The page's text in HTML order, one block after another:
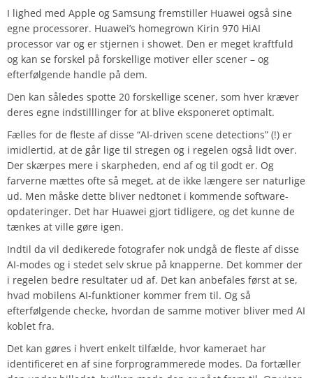
I lighed med Apple og Samsung fremstiller Huawei også sine
egne processorer. Huawei’s homegrown Kirin 970 HiAI
processor var og er stjernen i showet. Den er meget kraftfuld
og kan se forskel på forskellige motiver eller scener – og
efterfølgende handle på dem.
Den kan således spotte 20 forskellige scener, som hver kræver
deres egne indstilllinger for at blive eksponeret optimalt.
Fælles for de fleste af disse “AI-driven scene detections” (!) er
imidlertid, at de går lige til stregen og i regelen også lidt over.
Der skærpes mere i skarpheden, end af og til godt er. Og
farverne mættes ofte så meget, at de ikke længere ser naturlige
ud. Men måske dette bliver nedtonet i kommende software-
opdateringer. Det har Huawei gjort tidligere, og det kunne de
tænkes at ville gøre igen.
Indtil da vil dedikerede fotografer nok undgå de fleste af disse
AI-modes og i stedet selv skrue på knapperne. Det kommer der
i regelen bedre resultater ud af. Det kan anbefales først at se,
hvad mobilens AI-funktioner kommer frem til. Og så
efterfølgende checke, hvordan de samme motiver bliver med AI
koblet fra.
Det kan gøres i hvert enkelt tilfælde, hvor kameraet har
identificeret en af sine forprogrammerede modes. Da fortæller